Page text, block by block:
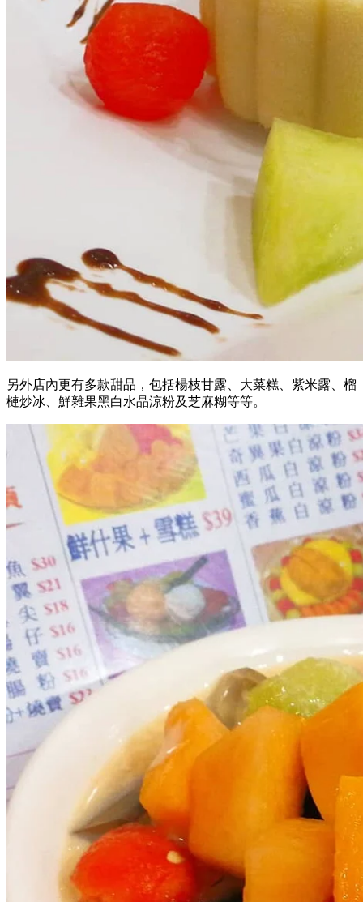
另外店內更有多款甜品，包括楊枝甘露、大菜糕、紫米露、榴
槤炒冰、鮮雜果黑白水晶涼粉及芝麻糊等等。